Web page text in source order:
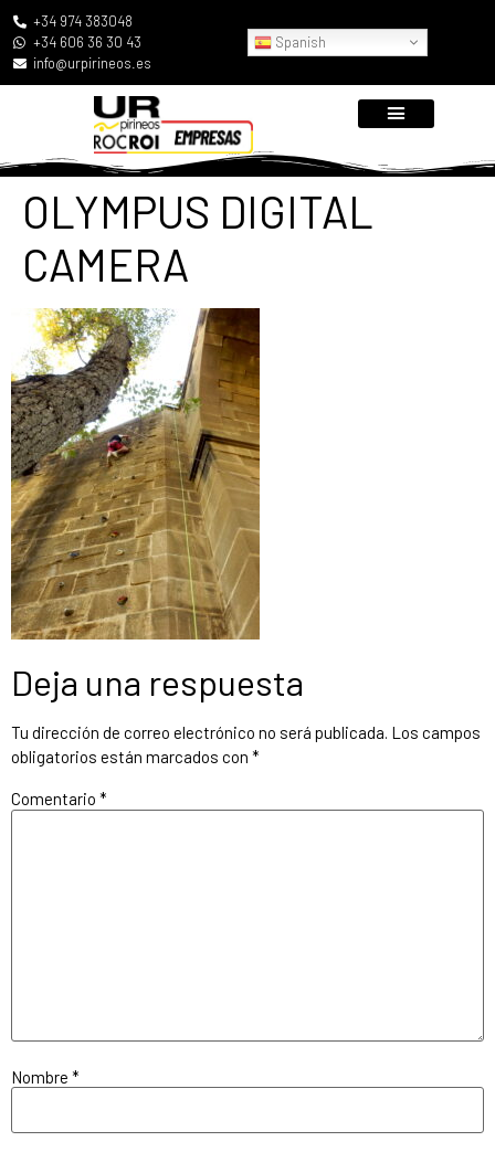
+34 974 383048
+34 606 36 30 43
info@urpirineos.es
Spanish
OLYMPUS DIGITAL
CAMERA
Deja una respuesta
Tu dirección de correo electrónico no será publicada. Los campos
obligatorios están marcados con *
Comentario *
Nombre *